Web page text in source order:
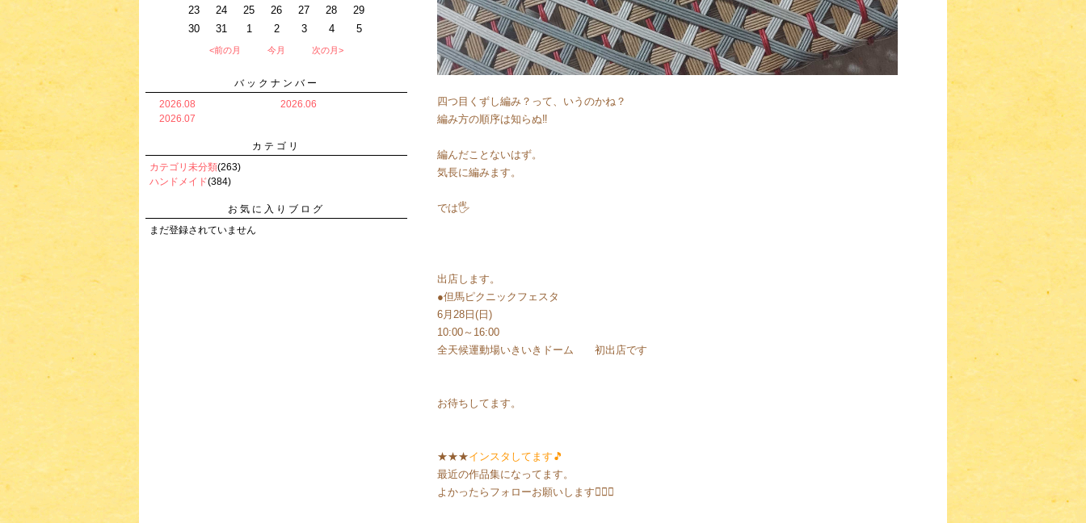
23
24 25 26 27 28
29
30
31 1 2 3 4 5
<前の月 今月 次の月>
バックナンバー
2026.08
2026.07
2026.06
カテゴリ
カテゴリ未分類(263)
ハンドメイド(384)
お気に入りブログ
まだ登録されていません
四つ目くずし編み？って、いうのかね？
編み方の順序は知らぬ‼️
編んだことないはず。
気長に編みます。
では🖐️
出店します。
●但馬ピクニックフェスタ
6月28日(日)
10:00～16:00
全天候運動場いきいきドーム 初出店です
お待ちしてます。
★★★インスタしてます🎵
最近の作品集になってます。
よかったらフォローお願いします🙇‍♀️⤵️